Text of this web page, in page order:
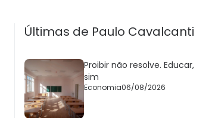
Últimas de Paulo Cavalcanti
Proibir não resolve. Educar,
sim
Economia06/08/2026